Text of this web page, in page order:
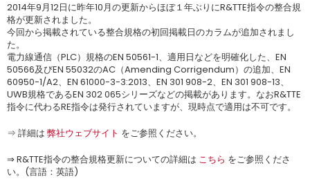
2014年9月12日に昨年10月の更新からほぼ１年ぶりにR&TTE指令の整合規
格が更新されました。
今回から掲載されている整合規格の初回掲載日のカラムが追加されまし
た。
電力線通信（PLC）規格のEN 50561-1、適用日などを明確化した、EN
50566及びEN 55032のAC（Amending Corrigendum）の追加、EN
60950-1/A2、EN 61000-3-3:2013、EN 301 908-2、EN 301 908-13、
UWB規格であるEN 302 065シリーズなどの掲載があります。なおR&TTE
指令に代わるRE指令は発行されていますが、現時点で適用は不可です。
⇒ 詳細は 弊社ウェブサイト をご参照ください。
⇒ R&TTE指令の整合規格更新についての詳細は こちら をご参照くださ
い。(言語：英語)